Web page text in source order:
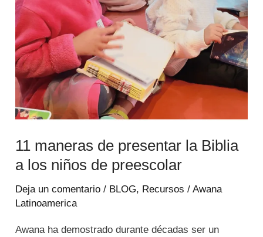
11 maneras de presentar la Biblia
a los niños de preescolar
Deja un comentario / BLOG, Recursos /Awana
Latinoamerica
Awana ha demostrado durante décadas ser un
a
los
niños
de
preescolar